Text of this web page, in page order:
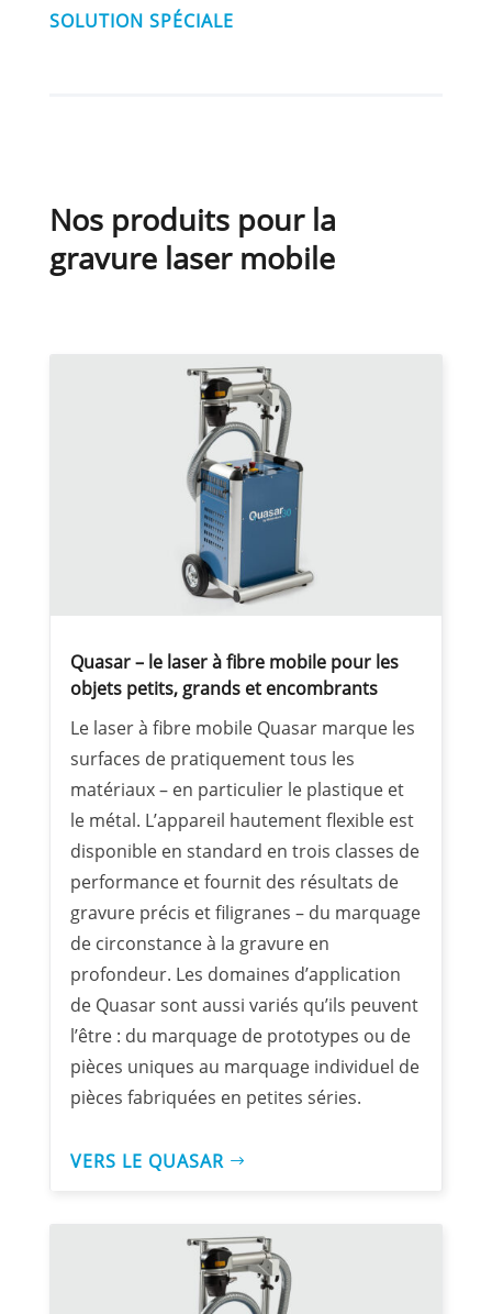
SOLUTION SPÉCIALE
Nos produits pour la
gravure laser mobile
Quasar – le laser à fibre mobile pour les
objets petits, grands et encombrants
Le laser à fibre mobile Quasar marque les
surfaces de pratiquement tous les
matériaux – en particulier le plastique et
le métal. L’appareil hautement flexible est
disponible en standard en trois classes de
performance et fournit des résultats de
gravure précis et filigranes – du marquage
de circonstance à la gravure en
profondeur. Les domaines d’application
de Quasar sont aussi variés qu’ils peuvent
l’être : du marquage de prototypes ou de
pièces uniques au marquage individuel de
pièces fabriquées en petites séries.
VERS LE QUASAR